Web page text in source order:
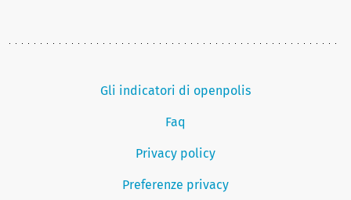
Gli indicatori di openpolis
Faq
Privacy policy
Preferenze privacy